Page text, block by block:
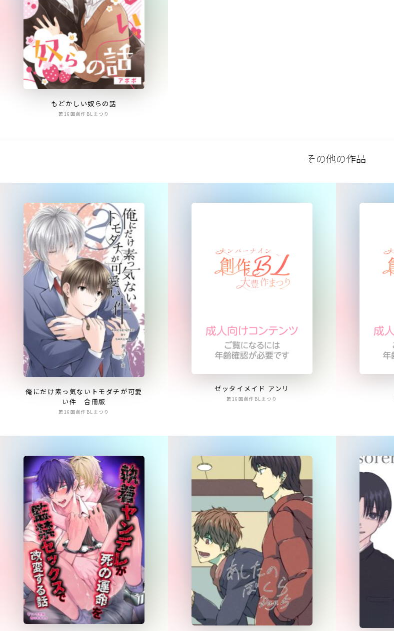
もどかしい奴らの話
第16回創作BLまつり
その他の作品
俺にだけ素っ気ないトモダチが可愛
い件 合冊版
第16回創作BLまつり
ゼッタイメイド アンリ
第16回創作BLまつり